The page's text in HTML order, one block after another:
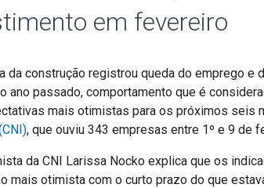
em fevereiro
da construção registrou queda do emprego e
ano passado, comportamento que é
mais otimistas para os próximos seis
, que ouviu 343 empresas entre 1º e 9 de
da CNI Larissa Nocko explica que os
mais otimista com o curto prazo do que